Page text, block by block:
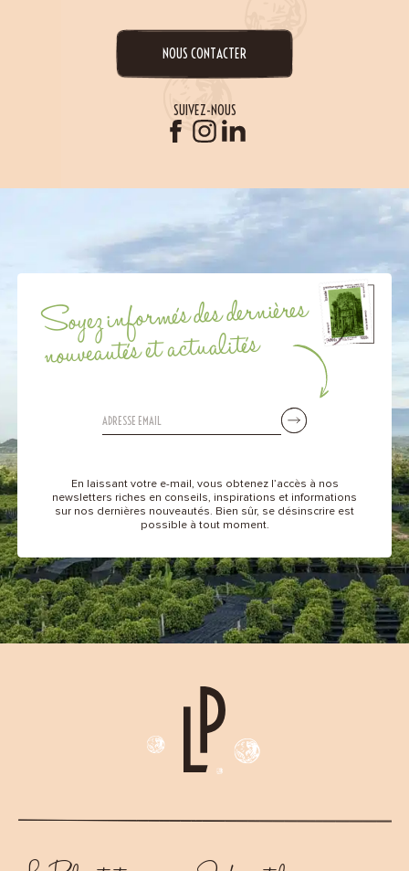
NOUS CONTACTER
SUIVEZ-NOUS
Soyez informés des dernières
nouveautés et actualités
En laissant votre e-mail, vous obtenez l’accès à nos
newsletters riches en conseils, inspirations et informations
sur nos dernières nouveautés. Bien sûr, se désinscrire est
possible à tout moment.